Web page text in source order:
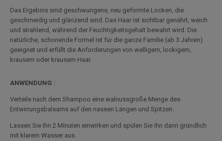
Das Ergebnis sind geschwungene, neu geformte Locken, die
geschmeidig und glänzend sind. Das Haar ist sichtbar genährt, weich
und strahlend, während der Feuchtigkeitsgehalt bewahrt wird. Die
natürliche, schonende Formel ist für die ganze Familie (ab 3 Jahren)
geeignet und erfüllt die Anforderungen von welligem, lockigem,
krausem oder krausem Haar.
ANWENDUNG :
Verteile nach dem Shampoo eine walnussgroße Menge des
Entwirrungsbalsams auf den nassen Längen und Spitzen.
Lassen Sie ihn 2 Minuten einwirken und spülen Sie ihn dann gründlich
mit klarem Wasser aus.